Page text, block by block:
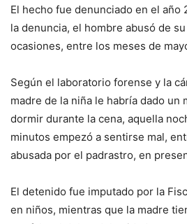
El hecho fue denunciado en el año
la denuncia, el hombre abusó de
ocasiones, entre los meses de
Según el laboratorio forense y la
madre de la niña le habría dado un
dormir durante la cena, aquella
minutos empezó a sentirse mal,
abusada por el padrastro, en
El detenido fue imputado por la
en niños, mientras que la madre